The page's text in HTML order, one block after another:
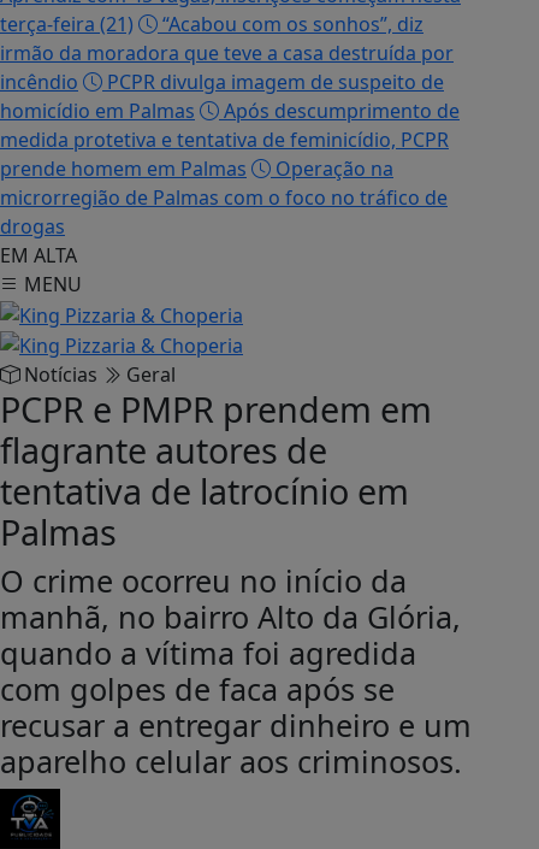
terça-feira (21)
“Acabou com os sonhos”, diz
irmão da moradora que teve a casa destruída por
incêndio
PCPR divulga imagem de suspeito de
homicídio em Palmas
Após descumprimento de
medida protetiva e tentativa de feminicídio, PCPR
prende homem em Palmas
Operação na
microrregião de Palmas com o foco no tráfico de
drogas
EM ALTA
MENU
Notícias Geral
PCPR e PMPR prendem em
flagrante autores de
tentativa de latrocínio em
Palmas
O crime ocorreu no início da
manhã, no bairro Alto da Glória,
quando a vítima foi agredida
com golpes de faca após se
recusar a entregar dinheiro e um
aparelho celular aos criminosos.